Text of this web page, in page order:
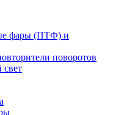
фары (ПТФ) и
поворотов